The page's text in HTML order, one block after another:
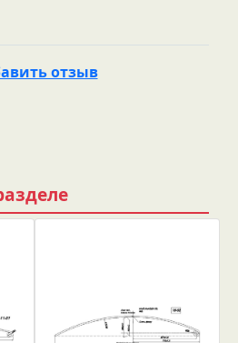
отзыв